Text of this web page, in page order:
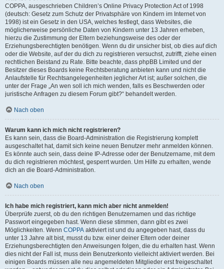
COPPA, ausgeschrieben Children’s Online Privacy Protection Act of 1998
(deutsch: Gesetz zum Schutz der Privatsphäre von Kindern im Internet von
1998) ist ein Gesetz in den USA, welches festlegt, dass Websites, die
möglicherweise persönliche Daten von Kindern unter 13 Jahren erheben,
hierzu die Zustimmung der Eltern beziehungsweise des oder der
Erziehungsberechtigten benötigen. Wenn du dir unsicher bist, ob dies auf dich
oder die Website, auf der du dich zu registrieren versuchst, zutrifft, ziehe einen
rechtlichen Beistand zu Rate. Bitte beachte, dass phpBB Limited und der
Besitzer dieses Boards keine Rechtsberatung anbieten kann und nicht die
Anlaufstelle für Rechtsangelegenheiten jeglicher Art ist; außer solchen, die
unter der Frage „An wen soll ich mich wenden, falls es Beschwerden oder
juristische Anfragen zu diesem Forum gibt?“ behandelt werden.
Nach oben
Warum kann ich mich nicht registrieren?
Es kann sein, dass die Board-Administration die Registrierung komplett
ausgeschaltet hat, damit sich keine neuen Benutzer mehr anmelden können.
Es könnte auch sein, dass deine IP-Adresse oder der Benutzername, mit dem
du dich registrieren möchtest, gesperrt wurden. Um Hilfe zu erhalten, wende
dich an die Board-Administration.
Nach oben
Ich habe mich registriert, kann mich aber nicht anmelden!
Überprüfe zuerst, ob du den richtigen Benutzernamen und das richtige
Passwort eingegeben hast. Wenn diese stimmen, dann gibt es zwei
Möglichkeiten. Wenn COPPA aktiviert ist und du angegeben hast, dass du
unter 13 Jahre alt bist, musst du bzw. einer deiner Eltern oder deiner
Erziehungsberechtigten den Anweisungen folgen, die du erhalten hast. Wenn
dies nicht der Fall ist, muss dein Benutzerkonto vielleicht aktiviert werden. Bei
einigen Boards müssen alle neu angemeldeten Mitglieder erst freigeschaltet